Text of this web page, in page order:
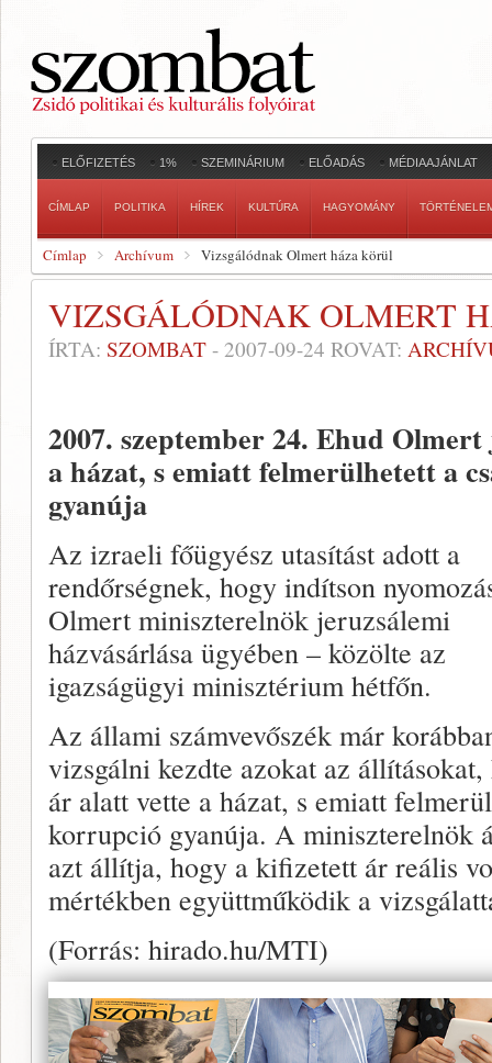
ELŐFIZETÉS 1% SZEMINÁRIUM ELŐADÁS MÉDIAAJÁNLAT
CÍMLAP POLITIKA HÍREK KULTÚRA HAGYOMÁNY
Címlap Archívum Vizsgálódnak Olmert háza körül
VIZSGÁLÓDNAK OLMERT
ÍRTA: SZOMBAT - 2007-09-24 ROVAT:
2007. szeptember 24. Ehud Olmert
a házat, s emiatt felmerülhetett a
gyanúja
Az izraeli főügyész utasítást adott a
rendőrségnek, hogy indítson
Olmert miniszterelnök jeruzsálemi
házvásárlása ügyében – közölte az
igazságügyi minisztérium hétfőn.
Az állami számvevőszék már
vizsgálni kezdte azokat az
ár alatt vette a házat, s emiatt
korrupció gyanúja. A miniszterelnök
azt állítja, hogy a kifizetett ár reális
mértékben együttműködik a
(Forrás: hirado.hu/MTI)